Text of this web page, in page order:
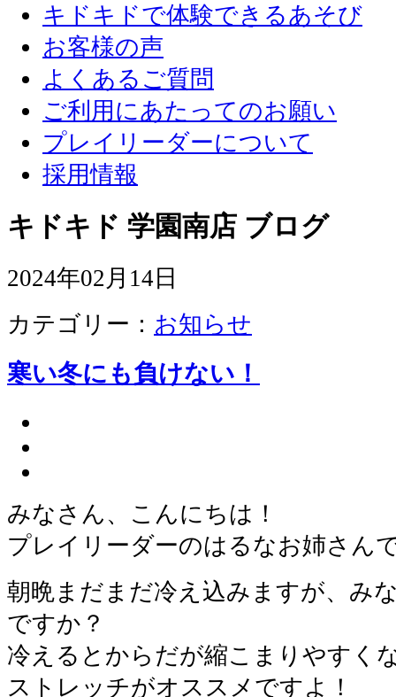
キドキドで体験できるあそび
お客様の声
よくあるご質問
ご利用にあたってのお願い
プレイリーダーについて
採用情報
キドキド 学園南店 ブログ
2024年02月14日
カテゴリー： お知らせ
寒い冬にも負けない！
みなさん、こんにちは！
プレイリーダーのはるなお姉さん
朝晩まだまだ冷え込みますが、み
ですか？
冷えるとからだが縮こまりやすく
ストレッチがオススメですよ！